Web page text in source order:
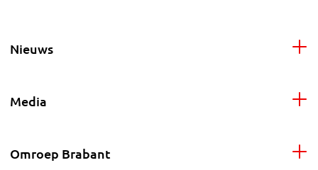
Nieuws
Media
Omroep Brabant